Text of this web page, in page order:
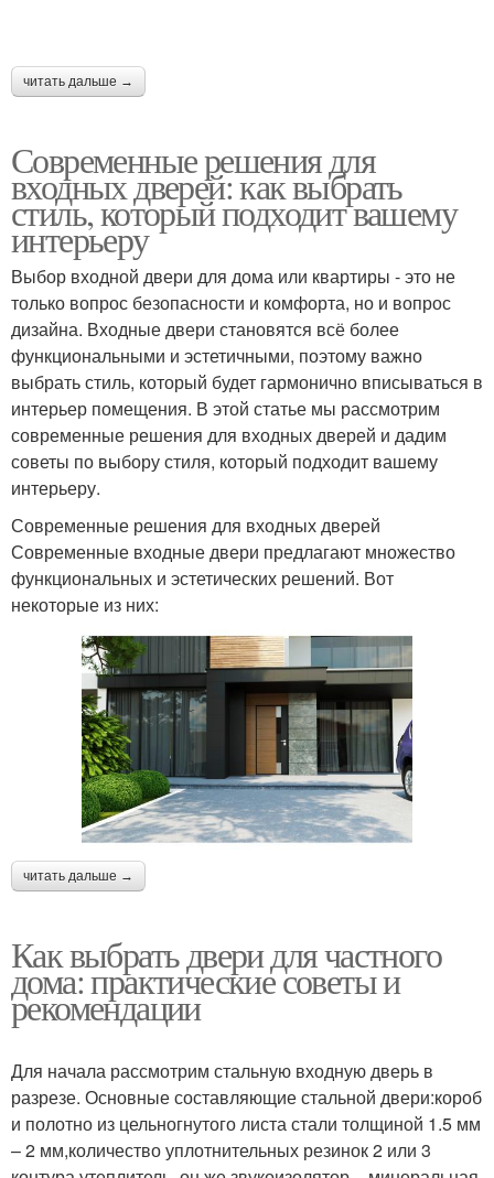
читать дальше →
Современные решения для
входных дверей: как выбрать
стиль, который подходит вашему
интерьеру
Выбор входной двери для дома или квартиры - это не
только вопрос безопасности и комфорта, но и вопрос
дизайна. Входные двери становятся всё более
функциональными и эстетичными, поэтому важно
выбрать стиль, который будет гармонично вписываться в
интерьер помещения. В этой статье мы рассмотрим
современные решения для входных дверей и дадим
советы по выбору стиля, который подходит вашему
интерьеру.
Современные решения для входных дверей
Современные входные двери предлагают множество
функциональных и эстетических решений. Вот
некоторые из них:
читать дальше →
Как выбрать двери для частного
дома: практические советы и
рекомендации
Для начала рассмотрим стальную входную дверь в
разрезе. Основные составляющие стальной двери:короб
и полотно из цельногнутого листа стали толщиной 1.5 мм
– 2 мм,количество уплотнительных резинок 2 или 3